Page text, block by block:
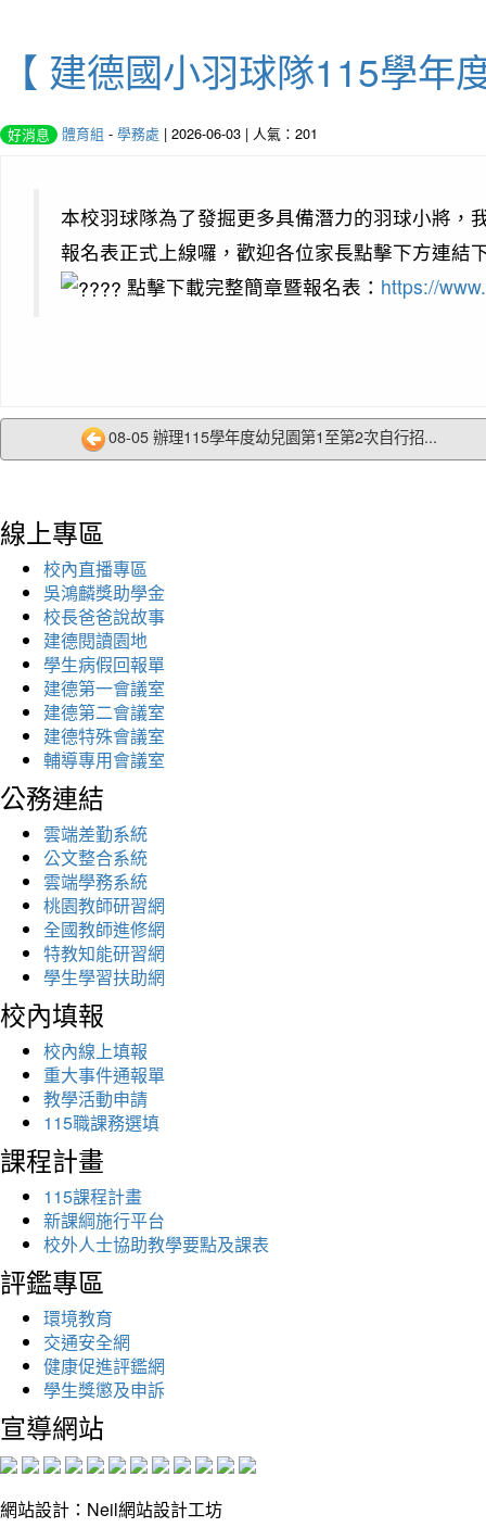
【 建德國小羽球隊115學
好消息 體育組 - 學務處 | 2026-06-03 | 人氣：201
本校羽球隊為了發掘更多具備潛力的羽球小將，
報名表正式上線囉，歡迎各位家長點擊下方連結
點擊下載完整簡章暨報名表： https://
08-05 辦理115學年度幼兒園第1至第2次自行招...
線上專區
校內直播專區
吳鴻麟獎助學金
校長爸爸說故事
建德閱讀園地
學生病假回報單
建德第一會議室
建德第二會議室
建德特殊會議室
輔導專用會議室
公務連結
雲端差勤系統
公文整合系統
雲端學務系統
桃園教師研習網
全國教師進修網
特教知能研習網
學生學習扶助網
校內填報
校內線上填報
重大事件通報單
教學活動申請
115職課務選填
課程計畫
115課程計畫
新課綱施行平台
校外人士協助教學要點及課表
評鑑專區
環境教育
交通安全網
健康促進評鑑網
學生獎懲及申訴
宣導網站
網站設計：Neil網站設計工坊